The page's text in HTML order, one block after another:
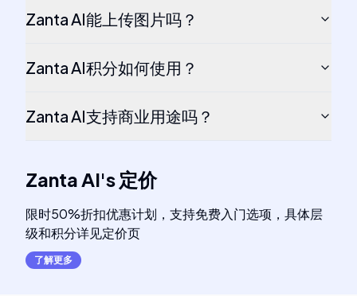
Zanta AI能上传图片吗？
Zanta AI积分如何使用？
Zanta AI支持商业用途吗？
Zanta AI's 定价
限时50%折扣优惠计划，支持免费入门选项，具体层
级和积分详见定价页
了解更多